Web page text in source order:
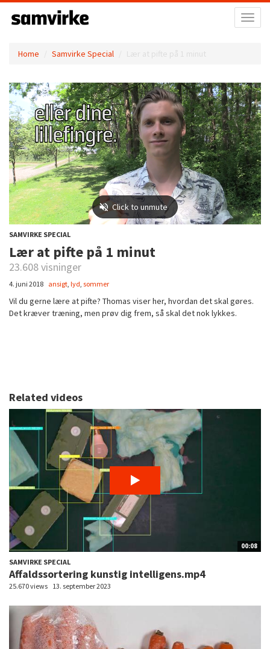
Home Samvirke Special Lær at pifte på 1 minut
SAMVIRKE SPECIAL
Lær at pifte på 1 minut
23.608 visninger
4. juni 2018 ansigt, lyd, sommer
Vil du gerne lære at pifte? Thomas viser her, hvordan det skal gøres.
Det kræver træning, men prøv dig frem, så skal det nok lykkes.
Related videos
00:08
SAMVIRKE SPECIAL
Affaldssortering kunstig intelligens.mp4
25.670 views 13. september 2023